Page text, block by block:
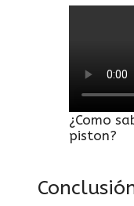
¿Como
piston?